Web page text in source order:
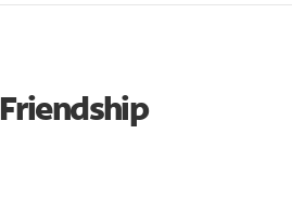
Friendship